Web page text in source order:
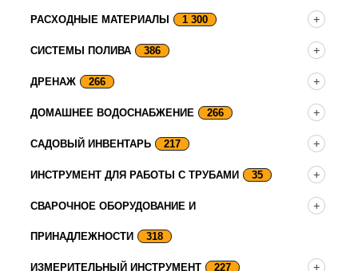
РАСХОДНЫЕ МАТЕРИАЛЫ 1 300
СИСТЕМЫ ПОЛИВА 386
ДРЕНАЖ 266
ДОМАШНЕЕ ВОДОСНАБЖЕНИЕ 266
САДОВЫЙ ИНВЕНТАРЬ 217
ИНСТРУМЕНТ ДЛЯ РАБОТЫ С ТРУБАМИ 35
СВАРОЧНОЕ ОБОРУДОВАНИЕ И
ПРИНАДЛЕЖНОСТИ 318
ИЗМЕРИТЕЛЬНЫЙ ИНСТРУМЕНТ 227